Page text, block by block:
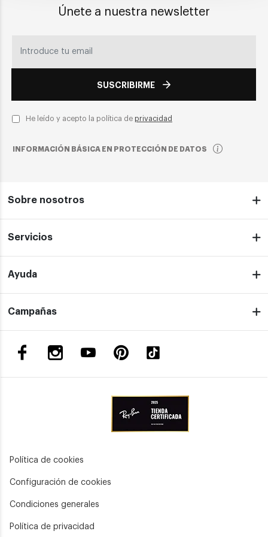
Únete a nuestra newsletter
SUSCRIBIRME
He leído y acepto la política de privacidad
INFORMACIÓN BÁSICA EN PROTECCIÓN DE DATOS
Sobre nosotros
Servicios
Ayuda
Campañas
Política de cookies
Configuración de cookies
Condiciones generales
Política de privacidad